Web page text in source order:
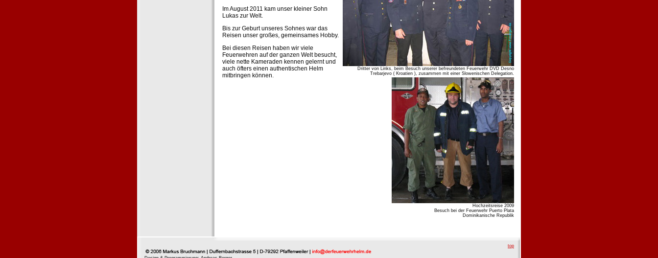
Im August 2011 kam unser kleiner Sohn
Lukas zur Welt.
Bis zur Geburt unseres Sohnes war das
Reisen unser großes, gemeinsames Hobby.
Bei diesen Reisen haben wir viele
Feuerwehren auf der ganzen Welt besucht,
viele nette Kameraden kennen gelernt und
auch öfters einen authentischen Helm
mitbringen können.
Dritter von Links, beim Besuch unserer befreundeten Feuerwehr DVD Desno
Trebarjevo ( Kroatien ), zusammen mit einer Slowenischen Delegation.
Hochzeitsreise 2009
Besuch bei der Feuerwehr Puerto Plata
Dominikanische Republik
top